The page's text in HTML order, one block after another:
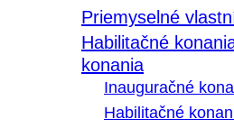
Priemyselné
Habilitačné
konania
Inauguračné
Habilitačné